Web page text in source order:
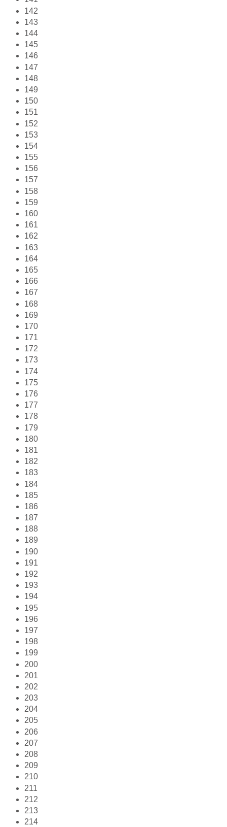
142
143
144
145
146
147
148
149
150
151
152
153
154
155
156
157
158
159
160
161
162
163
164
165
166
167
168
169
170
171
172
173
174
175
176
177
178
179
180
181
182
183
184
185
186
187
188
189
190
191
192
193
194
195
196
197
198
199
200
201
202
203
204
205
206
207
208
209
210
211
212
213
214